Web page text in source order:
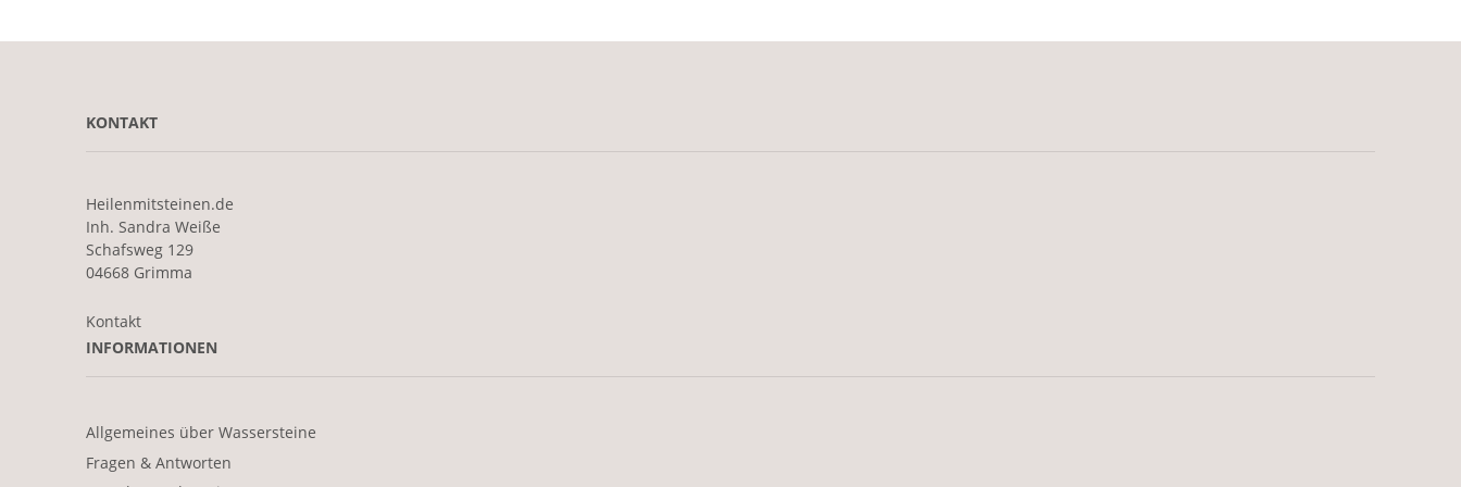
KONTAKT
Heilenmitsteinen.de
Inh. Sandra Weiße
Schafsweg 129
04668 Grimma
Kontakt
INFORMATIONEN
Allgemeines über Wassersteine
Fragen & Antworten